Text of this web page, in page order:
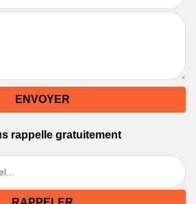
rappelle gratuitement